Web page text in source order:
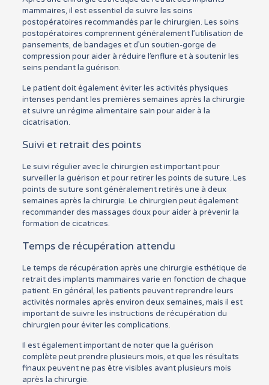
mammaires, il est essentiel de suivre les soins
postopératoires recommandés par le chirurgien. Les soins
postopératoires comprennent généralement l’utilisation de
pansements, de bandages et d’un soutien-gorge de
compression pour aider à réduire l’enflure et à soutenir les
seins pendant la guérison.
Le patient doit également éviter les activités physiques
intenses pendant les premières semaines après la chirurgie
et suivre un régime alimentaire sain pour aider à la
cicatrisation.
Suivi et retrait des points
Le suivi régulier avec le chirurgien est important pour
surveiller la guérison et pour retirer les points de suture. Les
points de suture sont généralement retirés une à deux
semaines après la chirurgie. Le chirurgien peut également
recommander des massages doux pour aider à prévenir la
formation de cicatrices.
Temps de récupération attendu
Le temps de récupération après une chirurgie esthétique de
retrait des implants mammaires varie en fonction de chaque
patient. En général, les patients peuvent reprendre leurs
activités normales après environ deux semaines, mais il est
important de suivre les instructions de récupération du
chirurgien pour éviter les complications.
Il est également important de noter que la guérison
complète peut prendre plusieurs mois, et que les résultats
finaux peuvent ne pas être visibles avant plusieurs mois
après la chirurgie.